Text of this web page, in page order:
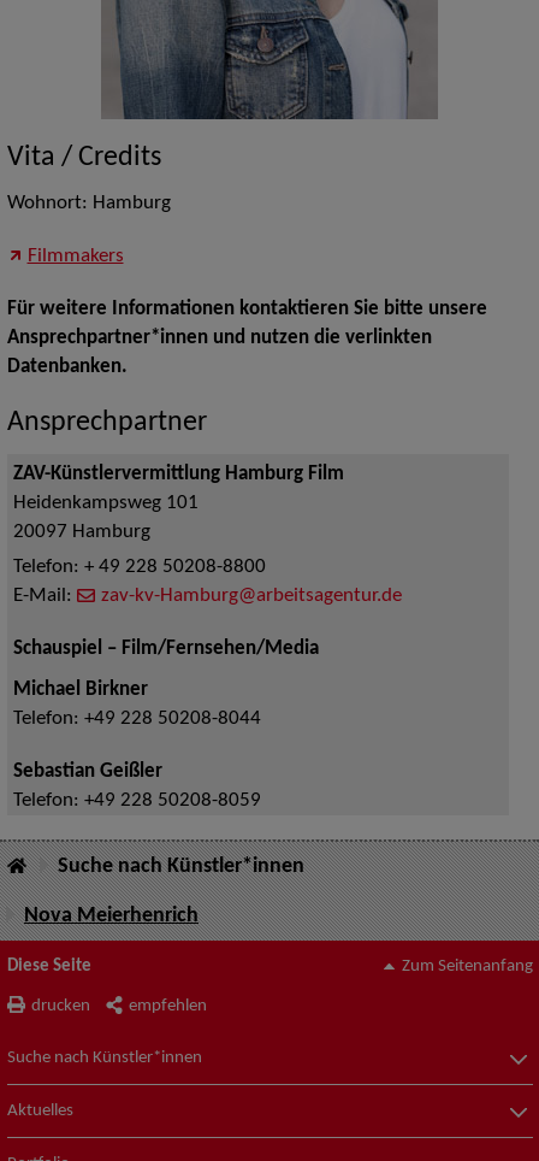
Vita / Credits
Wohnort: Hamburg
Filmmakers
Für weitere Informationen kontaktieren Sie bitte unsere
Ansprechpartner*innen und nutzen die verlinkten
Datenbanken.
Ansprechpartner
ZAV-Künstlervermittlung Hamburg Film
Heidenkampsweg 101
20097 Hamburg
Telefon: + 49 228 50208-8800
E-Mail:
zav-kv-Hamburg@arbeitsagentur.de
Schauspiel – Film/Fernsehen/Media
Michael Birkner
Telefon: +49 228 50208-8044
Sebastian Geißler
Telefon: +49 228 50208-8059
Suche nach Künstler*innen
Nova Meierhenrich
Diese Seite
drucken empfehlen
Zum Seitenanfang
Suche nach Künstler*innen
Aktuelles